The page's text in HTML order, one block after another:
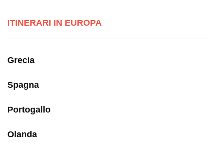
ITINERARI IN EUROPA
Grecia
Spagna
Portogallo
Olanda